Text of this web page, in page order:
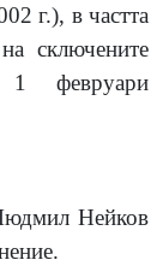
г.), в частта
сключените
1 февруари
Нейков